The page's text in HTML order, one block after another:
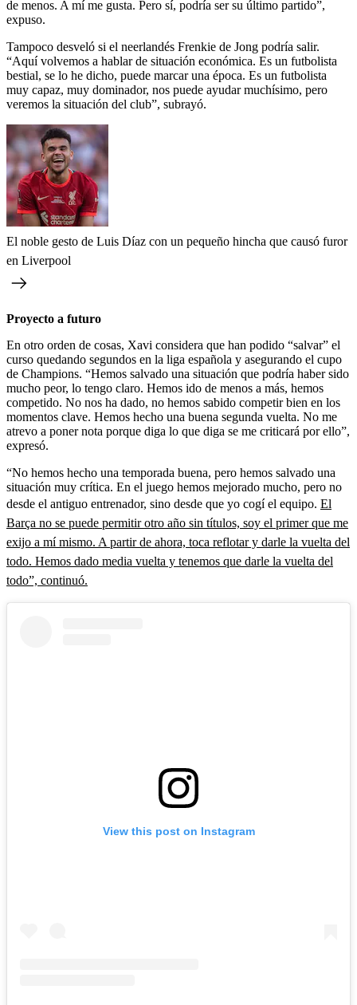
de menos. A mí me gusta. Pero sí, podría ser su último partido”,
expuso.
Tampoco desveló si el neerlandés Frenkie de Jong podría salir.
“Aquí volvemos a hablar de situación económica. Es un futbolista
bestial, se lo he dicho, puede marcar una época. Es un futbolista
muy capaz, muy dominador, nos puede ayudar muchísimo, pero
veremos la situación del club”, subrayó.
El noble gesto de Luis Díaz con un pequeño hincha que causó furor
en Liverpool
Proyecto a futuro
En otro orden de cosas, Xavi considera que han podido “salvar” el
curso quedando segundos en la liga española y asegurando el cupo
de Champions. “Hemos salvado una situación que podría haber sido
mucho peor, lo tengo claro. Hemos ido de menos a más, hemos
competido. No nos ha dado, no hemos sabido competir bien en los
momentos clave. Hemos hecho una buena segunda vuelta. No me
atrevo a poner nota porque diga lo que diga se me criticará por ello”,
expresó.
“No hemos hecho una temporada buena, pero hemos salvado una
situación muy crítica. En el juego hemos mejorado mucho, pero no
desde el antiguo entrenador, sino desde que yo cogí el equipo. El
Barça no se puede permitir otro año sin títulos, soy el primer que me
exijo a mí mismo. A partir de ahora, toca reflotar y darle la vuelta del
todo. Hemos dado media vuelta y tenemos que darle la vuelta del
todo”, continuó.
View this post on Instagram